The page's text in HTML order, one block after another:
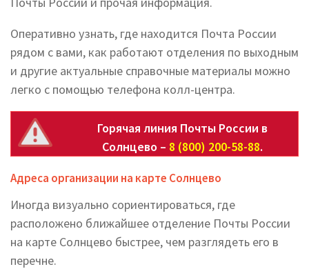
Оперативно узнать, где находится Почта России
рядом с вами, как работают отделения по выходным
и другие актуальные справочные материалы можно
легко с помощью телефона колл-центра.
Горячая линия Почты России в
Солнцево – 8 (800) 200-58-88.
Адреса организации на карте Солнцево
Иногда визуально сориентироваться, где
расположено ближайшее отделение Почты России
на карте Солнцево быстрее, чем разглядеть его в
перечне.